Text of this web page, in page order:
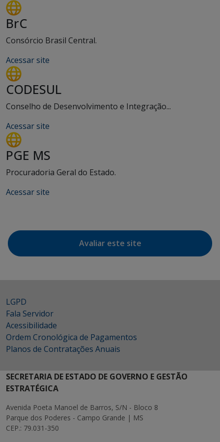
BrC
Consórcio Brasil Central.
Acessar site
CODESUL
Conselho de Desenvolvimento e Integração...
Acessar site
PGE MS
Procuradoria Geral do Estado.
Acessar site
Avaliar este site
LGPD
Fala Servidor
Acessibilidade
Ordem Cronológica de Pagamentos
Planos de Contratações Anuais
SECRETARIA DE ESTADO DE GOVERNO E GESTÃO
ESTRATÉGICA
Avenida Poeta Manoel de Barros, S/N - Bloco 8
Parque dos Poderes - Campo Grande | MS
CEP.: 79.031-350